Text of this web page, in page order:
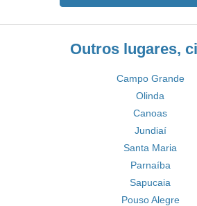
Outros lugares,
Campo Grande
Olinda
Canoas
Jundiaí
Santa Maria
Parnaíba
Sapucaia
Pouso Alegre